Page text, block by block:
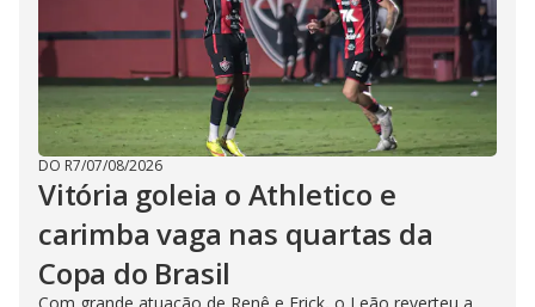
DO R7/07/08/2026
Vitória goleia o Athletico e
carimba vaga nas quartas da
Copa do Brasil